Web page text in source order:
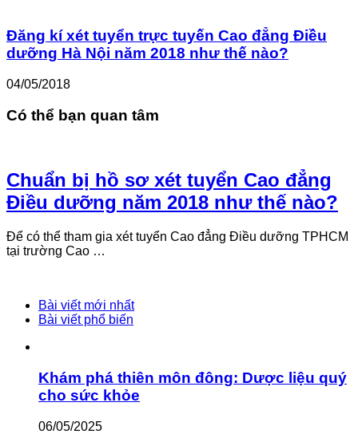
Đăng kí xét tuyển trực tuyến Cao đẳng Điều
dưỡng Hà Nội năm 2018 như thế nào?
04/05/2018
Có thể bạn quan tâm
Chuẩn bị hồ sơ xét tuyển Cao đẳng
Điều dưỡng năm 2018 như thế nào?
Để có thể tham gia xét tuyển Cao đẳng Điều dưỡng TPHCM
tại trường Cao …
Bài viết mới nhất
Bài viết phổ biến
Khám phá thiên môn đông: Dược liệu quý
cho sức khỏe
06/05/2025